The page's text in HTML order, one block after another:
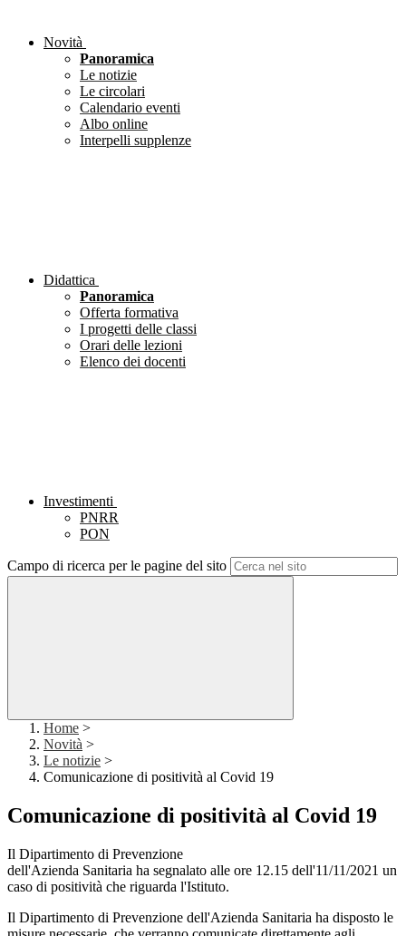
Novità
Panoramica
Le notizie
Le circolari
Calendario eventi
Albo online
Interpelli supplenze
Didattica
Panoramica
Offerta formativa
I progetti delle classi
Orari delle lezioni
Elenco dei docenti
Investimenti
PNRR
PON
Campo di ricerca per le pagine del sito
Home >
Novità >
Le notizie >
Comunicazione di positività al Covid 19
Comunicazione di positività al Covid 19
Il Dipartimento di Prevenzione
dell'Azienda Sanitaria ha segnalato alle ore 12.15 dell'11/11/2021 un
caso di positività che riguarda l'Istituto.
Il Dipartimento di Prevenzione dell'Azienda Sanitaria ha disposto le